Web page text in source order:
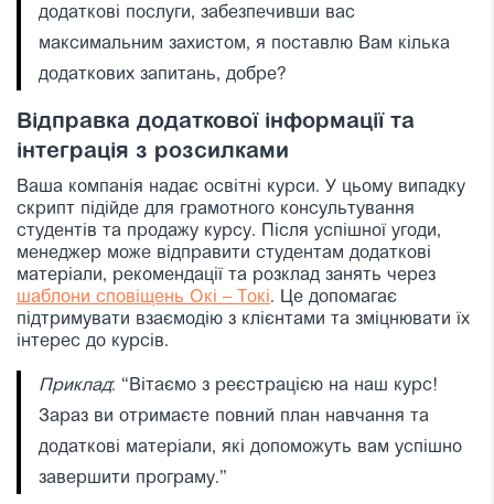
додаткові послуги, забезпечивши вас
максимальним захистом, я поставлю Вам кілька
додаткових запитань, добре?
Відправка додаткової інформації та
інтеграція з розсилками
Ваша компанія надає освітні курси. У цьому випадку
скрипт підійде для грамотного консультування
студентів та продажу курсу. Після успішної угоди,
менеджер може відправити студентам додаткові
матеріали, рекомендації та розклад занять через
шаблони сповіщень Окі – Токі. Це допомагає
підтримувати взаємодію з клієнтами та зміцнювати їх
інтерес до курсів.
Приклад: “Вітаємо з реєстрацією на наш курс!
Зараз ви отримаєте повний план навчання та
додаткові матеріали, які допоможуть вам успішно
завершити програму.”